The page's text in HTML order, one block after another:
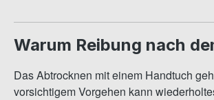
Warum Reibung nach
Das Abtrocknen mit einem Handtuch
vorsichtigem Vorgehen kann